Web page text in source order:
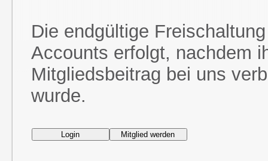
Die endgültige
Accounts erfolgt, nachdem
Mitgliedsbeitrag bei uns
wurde.